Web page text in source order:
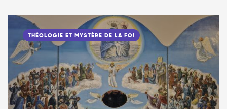
THÉOLOGIE ET MYSTÈRE DE LA FOI